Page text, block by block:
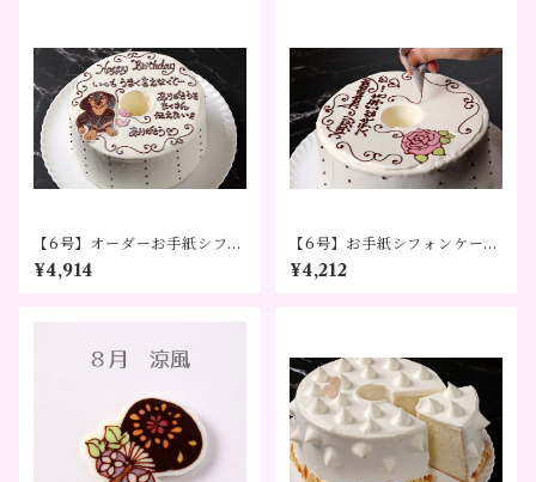
【6号】オーダーお手紙シフォ
ンケーキ ～気持ちをかたち
に～※3日前までのご予約をお
¥4,914
【6号】お手紙シフォンケー
キ バラ ～気持ちをかたちに
～
¥4,212